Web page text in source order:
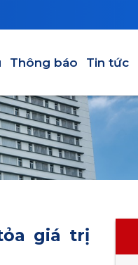
Thông báo Tin tức
giá trị